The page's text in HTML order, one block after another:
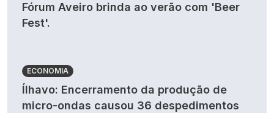
Fórum Aveiro brinda ao verão com 'Beer
Fest'.
ECONOMIA
Ílhavo: Encerramento da produção de
micro-ondas causou 36 despedimentos